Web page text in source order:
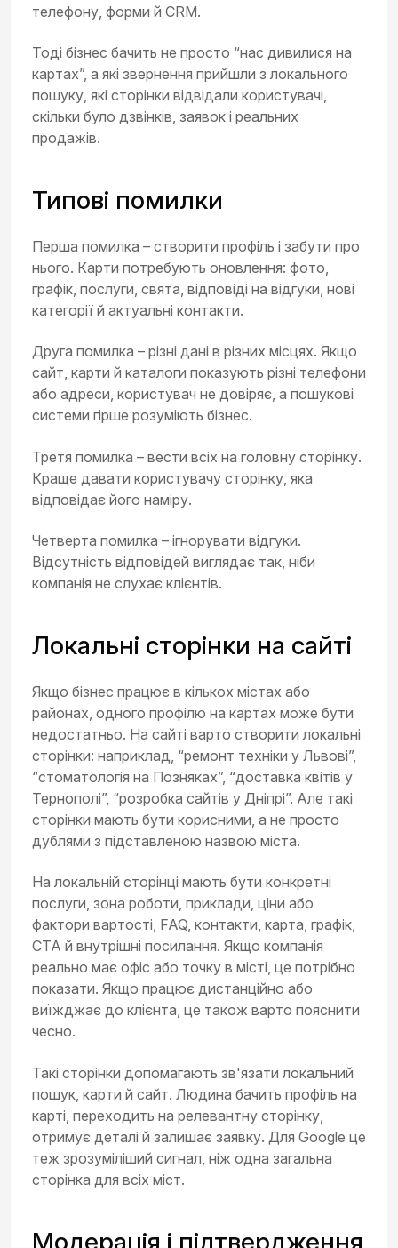
телефону, форми й CRM.
Тоді бізнес бачить не просто “нас дивилися на
картах”, а які звернення прийшли з локального
пошуку, які сторінки відвідали користувачі,
скільки було дзвінків, заявок і реальних
продажів.
Типові помилки
Перша помилка – створити профіль і забути про
нього. Карти потребують оновлення: фото,
графік, послуги, свята, відповіді на відгуки, нові
категорії й актуальні контакти.
Друга помилка – різні дані в різних місцях. Якщо
сайт, карти й каталоги показують різні телефони
або адреси, користувач не довіряє, а пошукові
системи гірше розуміють бізнес.
Третя помилка – вести всіх на головну сторінку.
Краще давати користувачу сторінку, яка
відповідає його наміру.
Четверта помилка – ігнорувати відгуки.
Відсутність відповідей виглядає так, ніби
компанія не слухає клієнтів.
Локальні сторінки на сайті
Якщо бізнес працює в кількох містах або
районах, одного профілю на картах може бути
недостатньо. На сайті варто створити локальні
сторінки: наприклад, “ремонт техніки у Львові”,
“стоматологія на Позняках”, “доставка квітів у
Тернополі”, “розробка сайтів у Дніпрі”. Але такі
сторінки мають бути корисними, а не просто
дублями з підставленою назвою міста.
На локальній сторінці мають бути конкретні
послуги, зона роботи, приклади, ціни або
фактори вартості, FAQ, контакти, карта, графік,
CTA й внутрішні посилання. Якщо компанія
реально має офіс або точку в місті, це потрібно
показати. Якщо працює дистанційно або
виїжджає до клієнта, це також варто пояснити
чесно.
Такі сторінки допомагають зв'язати локальний
пошук, карти й сайт. Людина бачить профіль на
карті, переходить на релевантну сторінку,
отримує деталі й залишає заявку. Для Google це
теж зрозуміліший сигнал, ніж одна загальна
сторінка для всіх міст.
Модерація і підтвердження